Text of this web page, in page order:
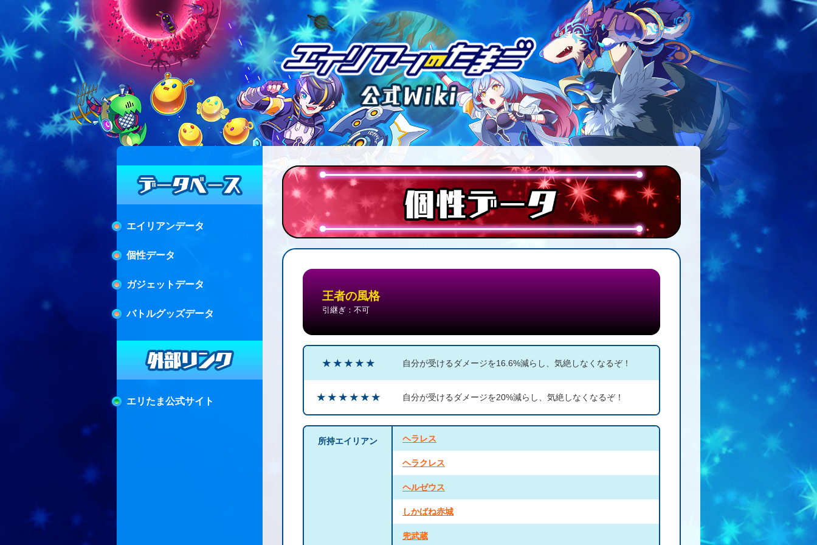
エイリアンデータ
個性データ
ガジェットデータ
バトルグッズデータ
エリたま公式サイト
王者の風格
引継ぎ：不可
★ ★ ★ ★ ★ 自分が受けるダメージを16.6%減らし、気絶しなくなるぞ！
★ ★ ★ ★ ★ ★ 自分が受けるダメージを20%減らし、気絶しなくなるぞ！
所持エイリアン ヘラレス
ヘラクレス
ヘルゼウス
しかばね赤城
兜武蔵